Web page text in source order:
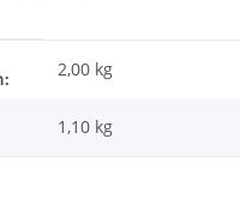
du produit
2,00 kg
1,10 kg